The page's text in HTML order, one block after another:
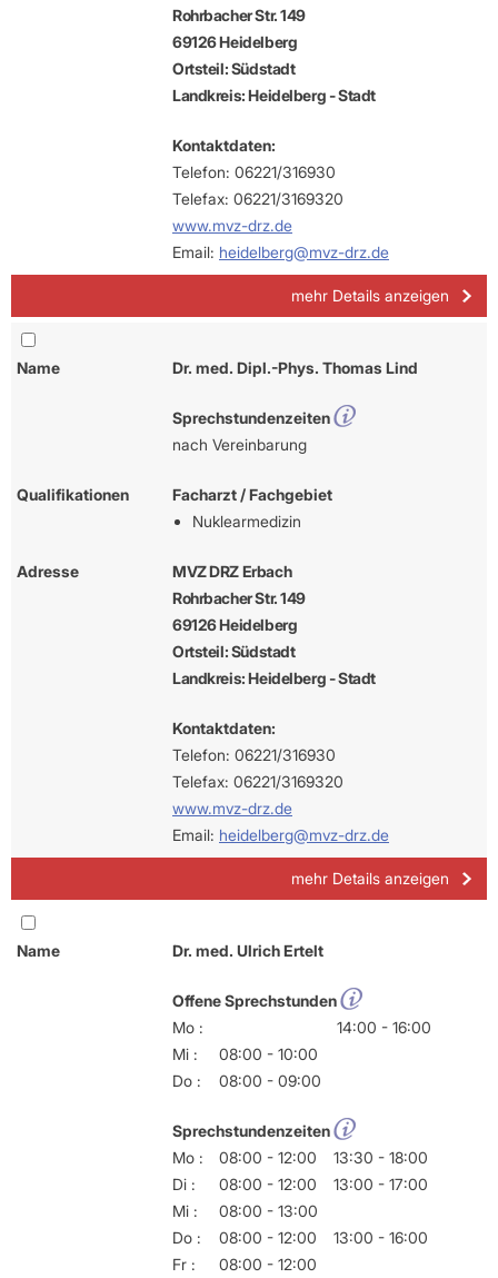
Rohrbacher Str. 149
69126 Heidelberg
Ortsteil: Südstadt
Landkreis: Heidelberg - Stadt
Kontaktdaten:
Telefon: 06221/316930
Telefax: 06221/3169320
www.mvz-drz.de
Email: heidelberg@mvz-drz.de
mehr Details anzeigen
Name Dr. med. Dipl.-Phys. Thomas Lind
Sprechstundenzeiten
nach Vereinbarung
Qualifikationen
Facharzt / Fachgebiet
Nuklearmedizin
Adresse
MVZ DRZ Erbach
Rohrbacher Str. 149
69126 Heidelberg
Ortsteil: Südstadt
Landkreis: Heidelberg - Stadt
Kontaktdaten:
Telefon: 06221/316930
Telefax: 06221/3169320
www.mvz-drz.de
Email: heidelberg@mvz-drz.de
mehr Details anzeigen
Name Dr. med. Ulrich Ertelt
Offene Sprechstunden
Mo :
14:00 - 16:00
Mi :
08:00 - 10:00
Do :
08:00 - 09:00
Sprechstundenzeiten
Mo :
08:00 - 12:00
13:30 - 18:00
Di :
08:00 - 12:00
13:00 - 17:00
Mi :
08:00 - 13:00
Do :
08:00 - 12:00
13:00 - 16:00
Fr :
08:00 - 12:00